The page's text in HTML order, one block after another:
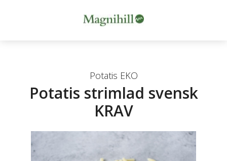
Potatis EKO
Potatis strimlad svensk
KRAV